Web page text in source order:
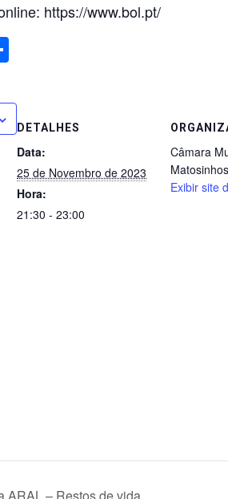
https://www.bol.pt/
ar
eDETALHES
Data:
25 de Novembro de 2023
Hora:
21:30 - 23:00
Câmara
Matosinhos
Exibir site